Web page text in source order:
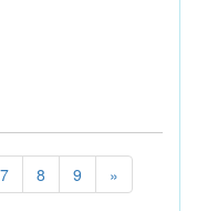
7 8 9 »